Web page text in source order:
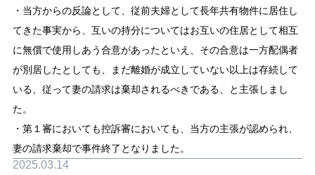
・当方からの反論として、従前夫婦として長年共有物件に居住し
てきた事実から、互いの持分についてはお互いの住居として相互
に無償で使用しあう合意があったといえ、その合意は一方配偶者
が別居したとしても、まだ離婚が成立していない以上は存続して
いる、従って妻の請求は棄却されるべきである、と主張しまし
た。
・第１審においても控訴審においても、当方の主張が認められ、
妻の請求棄却で事件終了となりました。
2025.03.14